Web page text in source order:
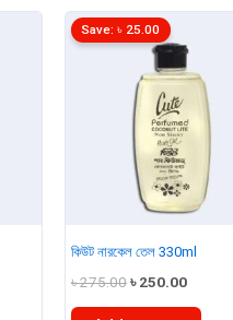
কিউট নারকেল তেল 330ml
৳275.00Original
৳250.00Current
Save:৳ 25.00